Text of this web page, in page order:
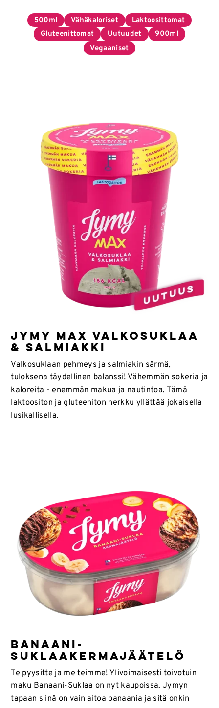
500ml Vähäkaloriset
Laktoosittomat
Gluteenittomat
Uutuudet
900ml
Vegaaniset
JYMY MAX VALKOSUKLAA
& SALMIAKKI
Valkosuklaan pehmeys ja salmiakin särmä,
tuloksena täydellinen balanssi! Vähemmän sokeria ja
kaloreita - enemmän makua ja nautintoa. Tämä
laktoositon ja gluteeniton herkku yllättää jokaisella
lusikallisella.
BANAANI-
SUKLAAKERMAJÄÄTELÖ
Te pyysitte ja me teimme! Ylivoimaisesti toivotuin
maku Banaani-Suklaa on nyt kaupoissa. Jymyn
tapaan siinä on vain aitoa banaania ja sitä onkin